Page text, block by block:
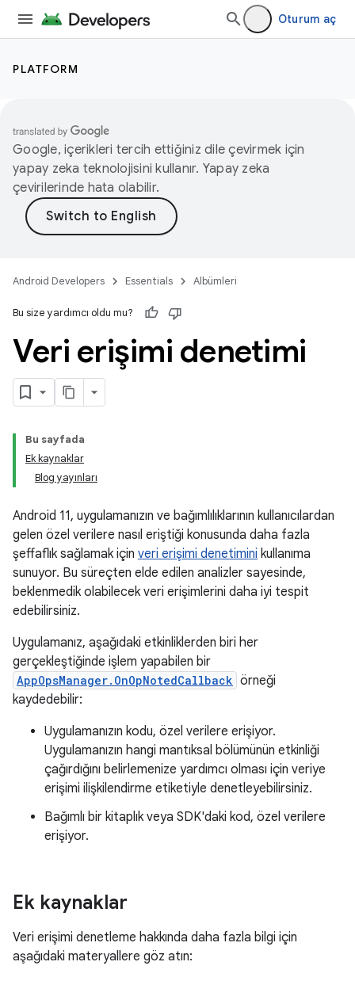
Oturum aç
PLATFORM
Google, içerikleri tercih ettiğiniz dile çevirmek için
yapay zeka teknolojisini kullanır. Yapay zeka
çevirilerinde hata olabilir.
Android Developers Essentials Albümleri
Bu size yardımcı oldu mu?
Veri erişimi denetimi
Bu sayfada
Ek kaynaklar
Blog yayınları
Android 11, uygulamanızın ve bağımlılıklarının kullanıcılardan
gelen özel verilere nasıl eriştiği konusunda daha fazla
şeffaflık sağlamak için veri erişimi denetimini kullanıma
sunuyor. Bu süreçten elde edilen analizler sayesinde,
beklenmedik olabilecek veri erişimlerini daha iyi tespit
edebilirsiniz.
Uygulamanız, aşağıdaki etkinliklerden biri her
gerçekleştiğinde işlem yapabilen bir
AppOpsManager.OnOpNotedCallback örneği
kaydedebilir:
Uygulamanızın kodu, özel verilere erişiyor.
Uygulamanızın hangi mantıksal bölümünün etkinliği
çağırdığını belirlemenize yardımcı olması için veriye
erişimi ilişkilendirme etiketiyle denetleyebilirsiniz.
Bağımlı bir kitaplık veya SDK'daki kod, özel verilere
erişiyor.
Ek kaynaklar
Veri erişimi denetleme hakkında daha fazla bilgi için
aşağıdaki materyallere göz atın: